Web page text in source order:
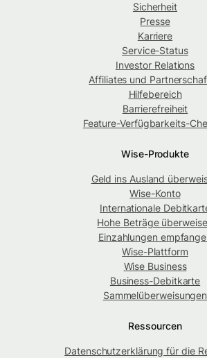
Sicherheit
Presse
Karriere
Service-Status
Investor Relations
Affiliates und
Hilfebereich
Barrierefreiheit
Feature-Verfügbarkeits-
Wise-Produkte
Geld ins Ausland
Wise-Konto
Internationale
Hohe Beträge
Einzahlungen
Wise-Plattform
Wise Business
Business-Debitkarte
Sammelüberweisungen
Ressourcen
Datenschutzerklärung für die